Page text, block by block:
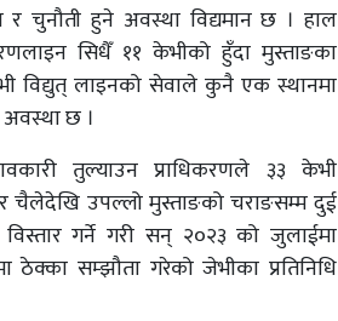
चुनौती हुने अवस्था विद्यमान छ । हाल
सिधैँ ११ केभीको हुँदा मुस्ताङका
विद्युत् लाइनको सेवाले कुनै एक स्थानमा
अवस्था छ ।
तुल्याउन प्राधिकरणले ३३ केभी
चैलेदेखि उपल्लो मुस्ताङको चराङसम्म दुई
गर्ने गरी सन् २०२३ को जुलाईमा
सम्झौता गरेको जेभीका प्रतिनिधि